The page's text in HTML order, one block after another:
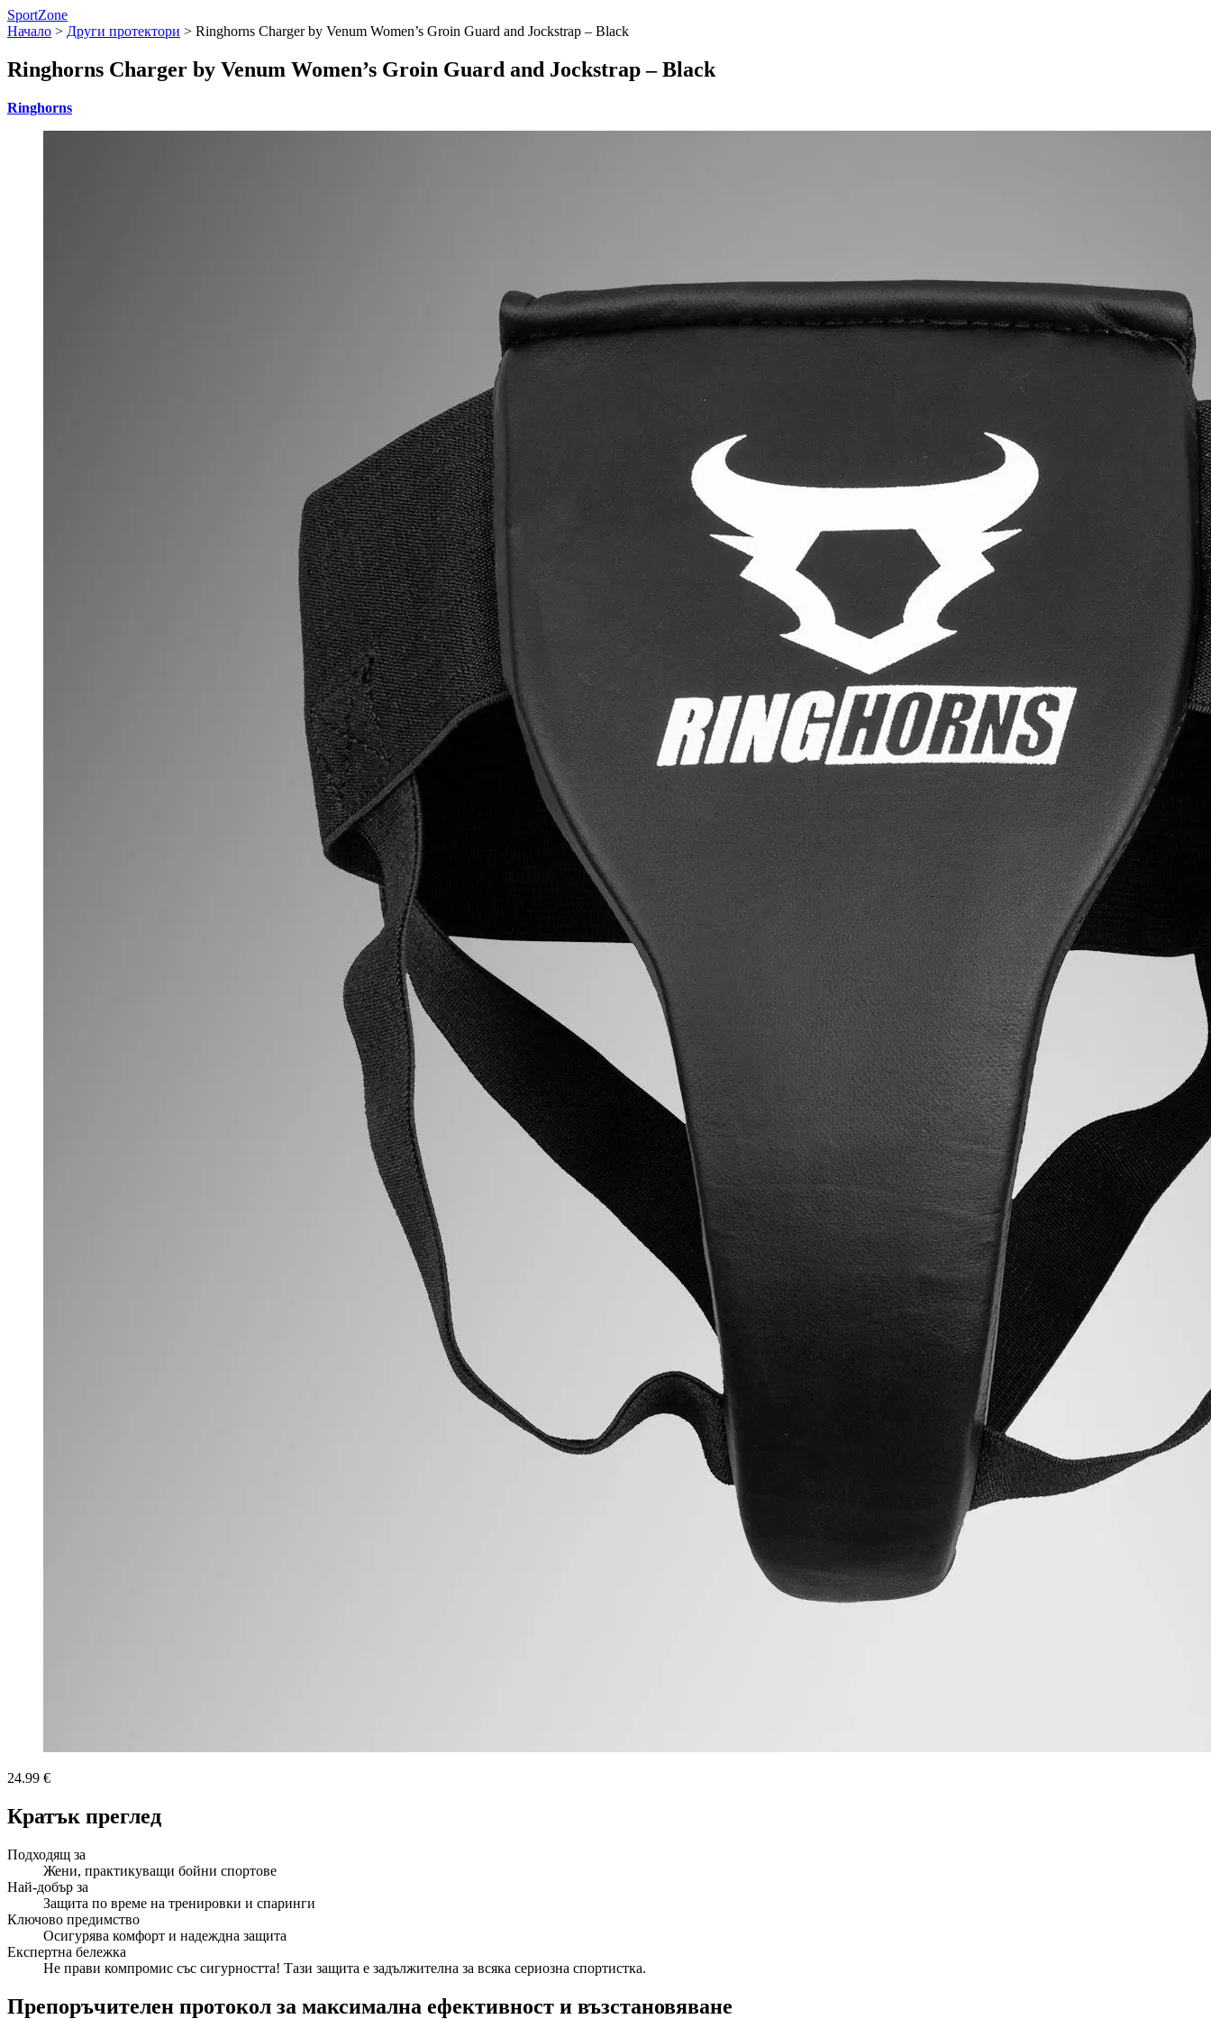
SportZone
Начало > Други протектори > Ringhorns Charger by Venum Women’s Groin Guard and Jockstrap – Black
Ringhorns Charger by Venum Women’s Groin Guard and Jockstrap – Black
Ringhorns
24.99 €
Кратък преглед
Подходящ за
Жени, практикуващи бойни спортове
Най-добър за
Защита по време на тренировки и спаринги
Ключово предимство
Осигурява комфорт и надеждна защита
Експертна бележка
Не прави компромис със сигурността! Тази защита е задължителна за всяка сериозна спортистка.
Препоръчителен протокол за максимална ефективност и възстановяване